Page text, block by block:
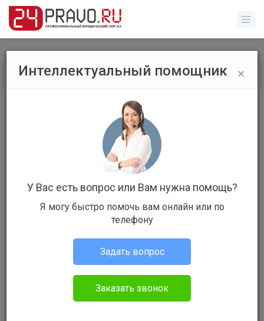
Все вопросы / Без указания категории
Какие льготы полагаются
пенсионерам по транспортному
Стоимость: 239 руб
Вопрос уже решен
Ответов: 5
Без указания категории
×
Интеллектуальный помощник
У Вас есть вопрос или Вам нужна помощь?
Я могу быстро помочь вам онлайн или по
телефону
Задать вопрос
Заказать звонок